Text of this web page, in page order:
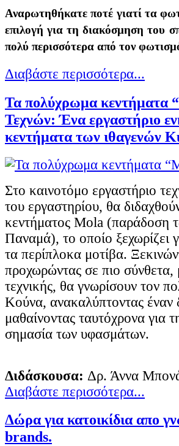
Αναρωτηθήκατε ποτέ γιατί τα
επιλογή για τη διακόσμηση του
πολύ περισσότερα από τον
Διαβάστε περισσότερα...
Τα πολύχρωμα κεντήματα
Τεχνών: Ένα εργαστήριο
κεντήματα των ιθαγενών
Στο καινοτόμο εργαστήριο
του εργαστηρίου, θα
κεντήματος Mola (παράδοση
Παναμά), το οποίο ξεχωρίζει
τα περίπλοκα μοτίβα.
προχωρώντας σε πιο
τεχνικής, θα γνωρίσουν τον
Κούνα, ανακαλύπτοντας έναν
μαθαίνοντας ταυτόχρονα για
σημασία των υφασμάτων.
Διδάσκουσα: Δρ. Άννα
Διαβάστε περισσότερα...
Δώρα για κατοικίδια απο
brands.